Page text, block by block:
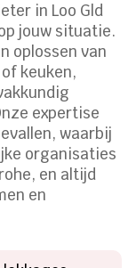
in Loo Gld
jouw situatie.
oplossen van
keuken,
expertise
waarbij
organisaties
en altijd
en